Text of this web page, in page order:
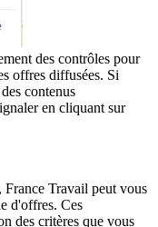
des contrôles pour
offres diffusées. Si
contenus
en cliquant sur
France Travail peut vous
d'offres. Ces
des critères que vous